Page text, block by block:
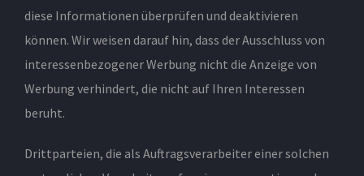
diese Informationen überprüfen und deaktivieren
können. Wir weisen darauf hin, dass der Ausschluss von
interessenbezogener Werbung nicht die Anzeige von
Werbung verhindert, die nicht auf Ihren Interessen
beruht.
Drittparteien, die als Auftragsverarbeiter einer solchen